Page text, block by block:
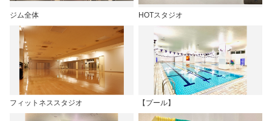
ジム全体 HOTスタジオ
フィットネススタジオ 【プール】